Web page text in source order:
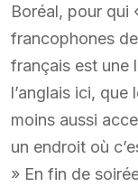
Boréal, pour qui
francophones
français est une
l’anglais ici, que
moins aussi
un endroit où
» En fin de